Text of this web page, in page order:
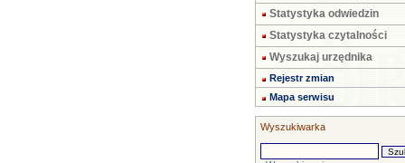
Statystyka odwiedzin
Statystyka czytalności
Wyszukaj urzędnika
Rejestr zmian
Mapa serwisu
Wyszukiwarka